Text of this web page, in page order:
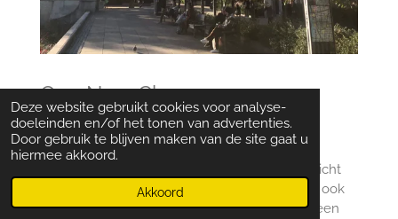
Deze website gebruikt cookies voor analyse-
doeleinden en/of het tonen van advertenties.
Door gebruik te blijven maken van de site gaat u
hiermee akkoord.
Akkoord
One New Change
One New Change is een nieuw shopping en
kantorencomplex naast St Paul's Cathedral.
Waarom zou je hierheen willen? Nou, het uitzicht
vanaf het Roof Terrace is waanzinnig mooi en ook
nog eens gratis. Dat is prettig voor als je met een